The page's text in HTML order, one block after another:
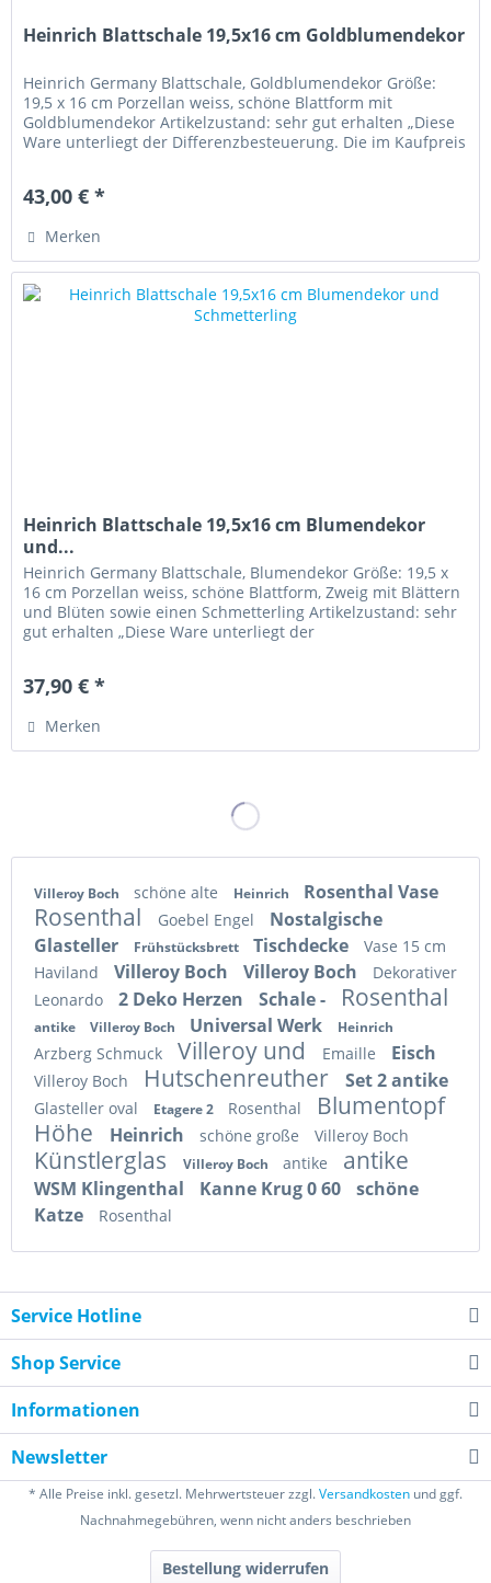
Heinrich Blattschale 19,5x16 cm Goldblumendekor
Heinrich Germany Blattschale, Goldblumendekor Größe:
19,5 x 16 cm Porzellan weiss, schöne Blattform mit
Goldblumendekor Artikelzustand: sehr gut erhalten „Diese
Ware unterliegt der Differenzbesteuerung. Die im Kaufpreis
43,00 € *
Merken
Heinrich Blattschale 19,5x16 cm Blumendekor
und...
Heinrich Germany Blattschale, Blumendekor Größe: 19,5 x
16 cm Porzellan weiss, schöne Blattform, Zweig mit Blättern
und Blüten sowie einen Schmetterling Artikelzustand: sehr
gut erhalten „Diese Ware unterliegt der
37,90 € *
Merken
Villeroy Boch schöne alte Heinrich Rosenthal Vase
Rosenthal Goebel Engel
Nostalgische
Glasteller
Frühstücksbrett Tischdecke
Vase 15 cm
Haviland
Villeroy Boch Villeroy Boch
Dekorativer
Leonardo
2 Deko Herzen Schale - Rosenthal
antike Villeroy Boch Universal Werk Heinrich
Arzberg Schmuck Villeroy und Emaille Eisch
Villeroy Boch Hutschenreuther Set 2 antike
Glasteller oval Etagere 2 Rosenthal
Blumentopf
Höhe
Heinrich schöne große Villeroy Boch
Künstlerglas Villeroy Boch antike antike
WSM Klingenthal Kanne Krug 0 60
schöne
Katze
Rosenthal
Service Hotline
Shop Service
Informationen
Newsletter
* Alle Preise inkl. gesetzl. Mehrwertsteuer zzgl.Versandkosten und ggf.
Nachnahmegebühren, wenn nicht anders beschrieben
Bestellung widerrufen